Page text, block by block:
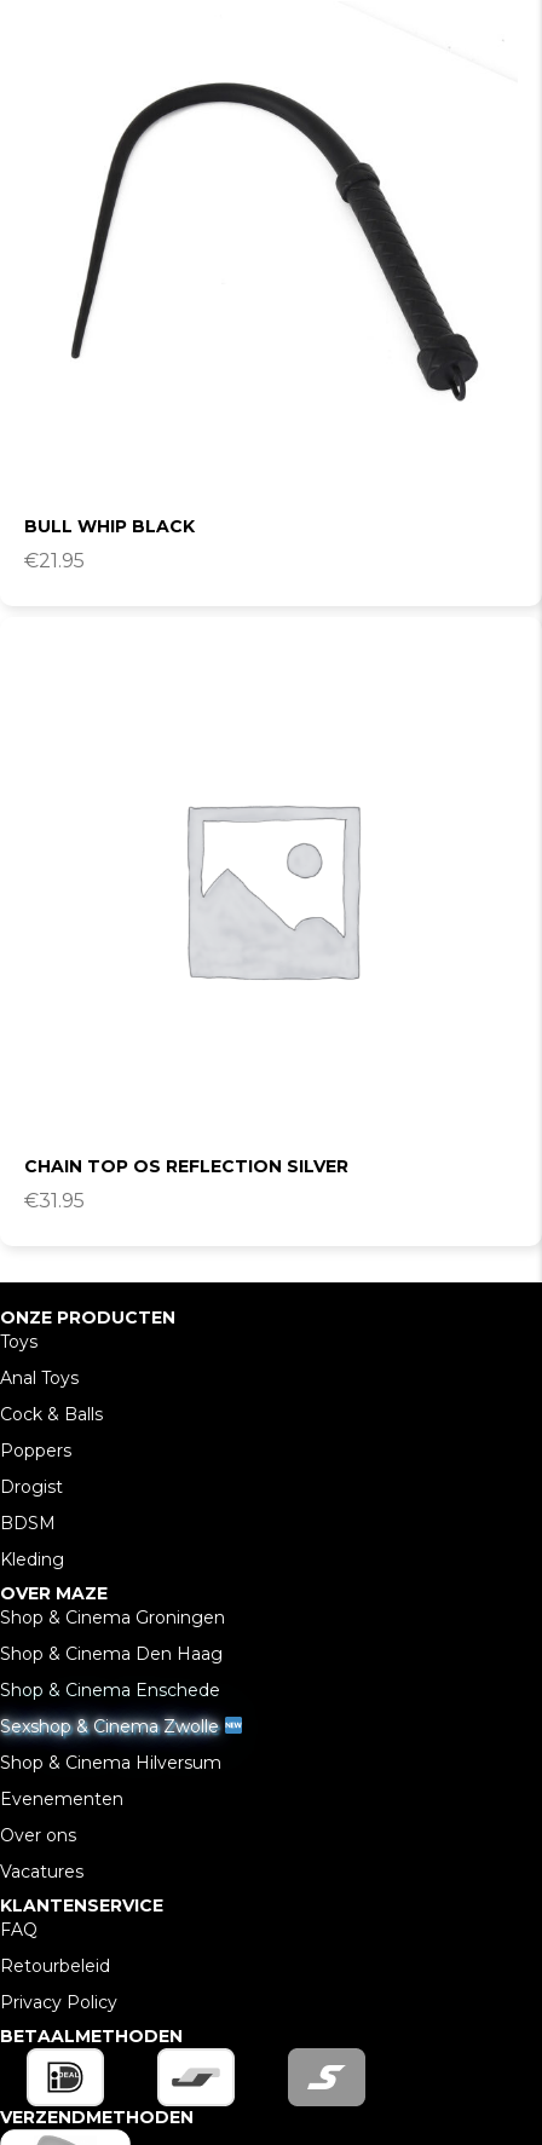
BULL WHIP BLACK
€21.95
CHAIN TOP OS REFLECTION SILVER
€31.95
ONZE PRODUCTEN
Toys
Anal Toys
Cock & Balls
Poppers
Drogist
BDSM
Kleding
OVER MAZE
Shop & Cinema Groningen
Shop & Cinema Den Haag
Shop & Cinema Enschede
Sexshop & Cinema Zwolle
Shop & Cinema Hilversum
Evenementen
Over ons
Vacatures
KLANTENSERVICE
FAQ
Retourbeleid
Privacy Policy
BETAALMETHODEN
VERZENDMETHODEN